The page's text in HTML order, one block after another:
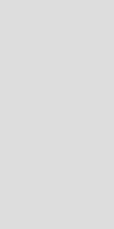
بنكيران
رئيس مجلس
النواب
الحضور إلى